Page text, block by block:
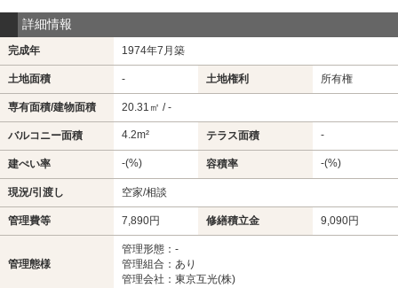
詳細情報
完成年 1974年7月築
土地面積 - 土地権利 所有権
専有面積/建物面積 20.31㎡ / -
バルコニー面積 4.2m² テラス面積 -
建ぺい率 -(%) 容積率 -(%)
現況/引渡し 空家/相談
管理費等 7,890円 修繕積立金 9,090円
管理態様
管理形態：-
管理組合：あり
管理会社：東京互光(株)